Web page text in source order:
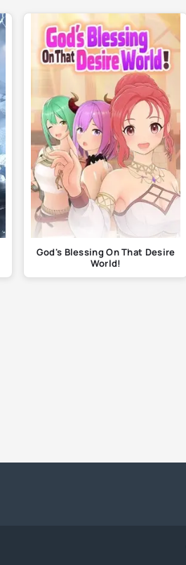
God's Blessing On That Desire
World!